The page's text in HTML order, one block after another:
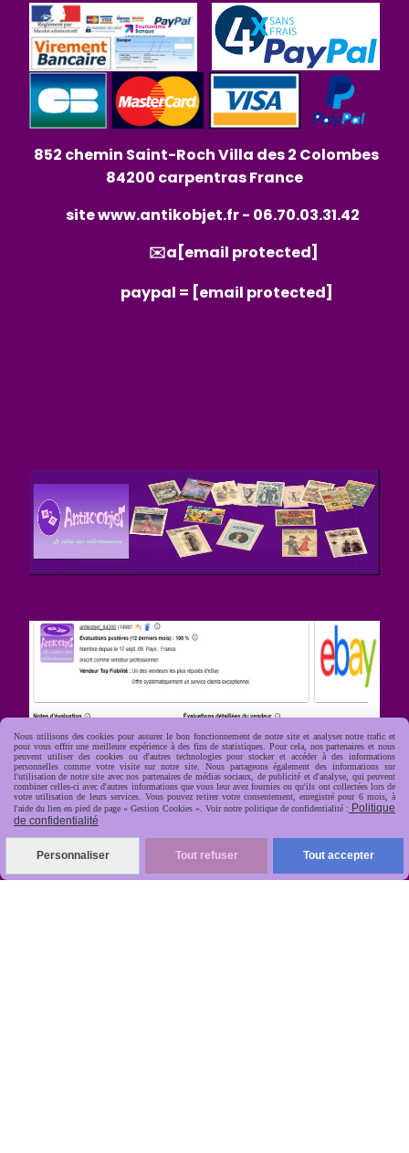
852 chemin Saint-Roch Villa des 2 Colombes
84200 carpentras France
sitewww.antikobjet.fr- 06.70.03.31.42
✉️a [email protected]
paypal = [email protected]
apide, soignée, sécurisée
Nous utilisons des cookies pour assurer le bon fonctionnement de notre site et analyser notre trafic et
pour vous offrir une meilleure expérience à des fins de statistiques. Pour cela, nos partenaires et nous
peuvent utiliser des cookies ou d'autres technologies pour stocker et accéder à des informations
personnelles comme votre visite sur notre site. Nous partageons également des informations sur
l'utilisation de notre site avec nos partenaires de médias sociaux, de publicité et d'analyse, qui peuvent
combiner celles-ci avec d'autres informations que vous leur avez fournies ou qu'ils ont collectées lors de
votre utilisation de leurs services. Vous pouvez retirer votre consentement, enregistré pour 6 mois, à
l'aide du lien en pied de page « Gestion Cookies ». Voir notre politique de confidentialité : Politique
de confidentialité
Personnaliser Tout refuser Tout accepter